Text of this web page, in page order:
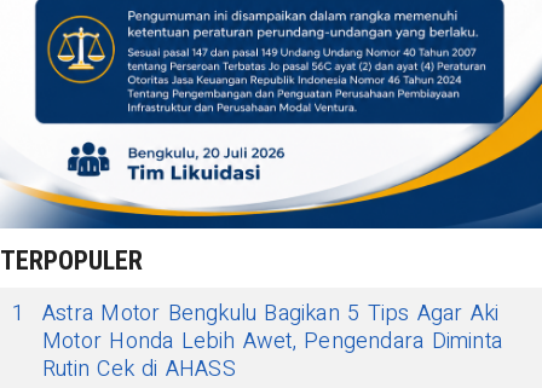
TERPOPULER
1
Astra Motor Bengkulu Bagikan 5 Tips Agar Aki
Motor Honda Lebih Awet, Pengendara Diminta
Rutin Cek di AHASS